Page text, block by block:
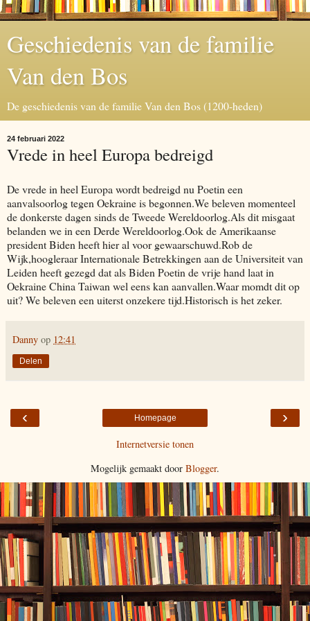
Geschiedenis van de familie
Van den Bos
De geschiedenis van de familie Van den Bos (1200-heden)
24 februari 2022
Vrede in heel Europa bedreigd
De vrede in heel Europa wordt bedreigd nu Poetin een
aanvalsoorlog tegen Oekraine is begonnen.We beleven momenteel
de donkerste dagen sinds de Tweede Wereldoorlog.Als dit misgaat
belanden we in een Derde Wereldoorlog.Ook de Amerikaanse
president Biden heeft hier al voor gewaarschuwd.Rob de
Wijk,hoogleraar Internationale Betrekkingen aan de Universiteit van
Leiden heeft gezegd dat als Biden Poetin de vrije hand laat in
Oekraine China Taiwan wel eens kan aanvallen.Waar momdt dit op
uit? We beleven een uiterst onzekere tijd.Historisch is het zeker.
Danny op 12:41
Delen
‹ ›
Homepage
Internetversie tonen
Mogelijk gemaakt door Blogger.